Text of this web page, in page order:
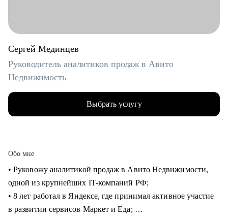
Сергей Мединцев
Руководитель аналитиков продаж в Авито
Недвижимость
Выбрать услугу
Обо мне
• Руковожу аналитикой продаж в Авито Недвижимости,
одной из крупнейших IT-компаний РФ;
• 8 лет работал в Яндексе, где принимал активное участие
в развитии сервисов Маркет и Еда;